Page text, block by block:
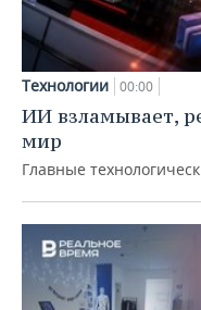
Технологии 00:00
ИИ взламывает,
мир
Главные